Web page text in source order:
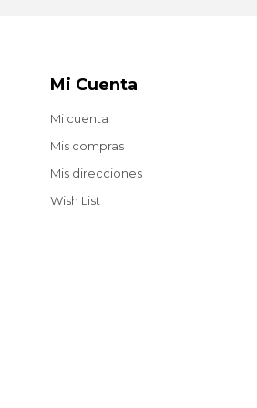
Mi Cuenta
Mi cuenta
Mis compras
Mis direcciones
Wish List